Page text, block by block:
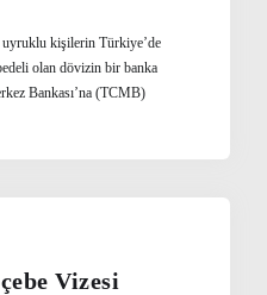
kişilerin Türkiye’de
olan dövizin bir banka
Bankası’na (TCMB)
Vizesi